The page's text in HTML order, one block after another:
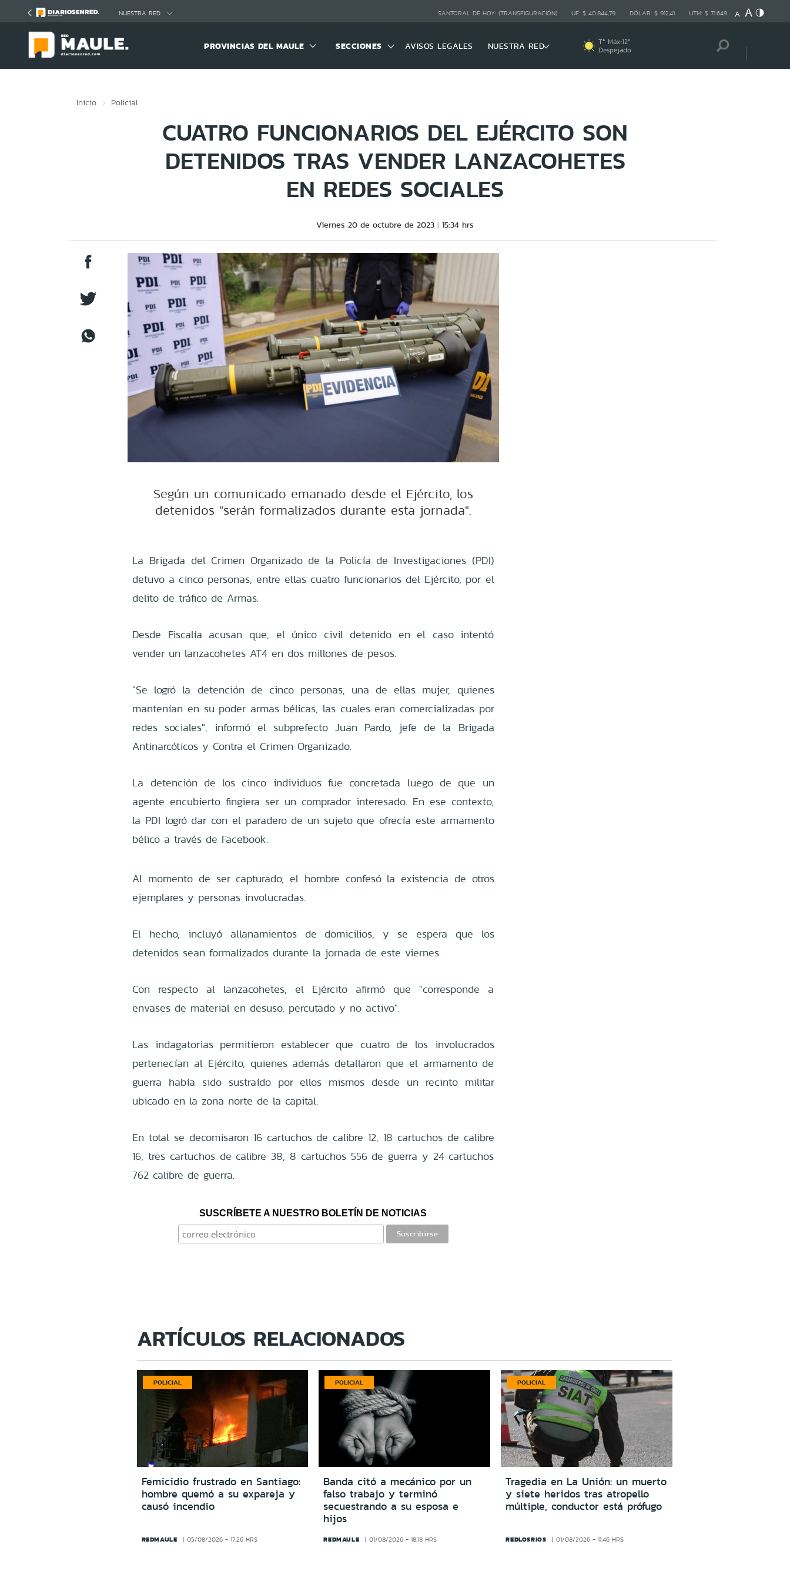
NUESTRA RED SANTORAL DE HOY: (TRANSFIGURACIÓN) UF: $ 40.844,79 DÓLAR: $ 912,41 UTM: $ 71.649
PROVINCIAS DEL MAULE SECCIONES AVISOS LEGALES NUESTRA RED Tª Máx:12º
Despejado
Inicio Policial
CUATRO FUNCIONARIOS DEL EJÉRCITO SON
DETENIDOS TRAS VENDER LANZACOHETES
EN REDES SOCIALES
Viernes 20 de octubre de 2023 15:34 hrs
Según un comunicado emanado desde el Ejército, los
detenidos "serán formalizados durante esta jornada".
La Brigada del Crimen Organizado de la Policía de Investigaciones (PDI)
detuvo a cinco personas, entre ellas cuatro funcionarios del Ejército, por el
delito de tráfico de Armas.
Desde Fiscalía acusan que, el único civil detenido en el caso intentó
vender un lanzacohetes AT4 en dos millones de pesos.
"Se logró la detención de cinco personas, una de ellas mujer, quienes
mantenían en su poder armas bélicas, las cuales eran comercializadas por
redes sociales", informó el subprefecto Juan Pardo, jefe de la Brigada
Antinarcóticos y Contra el Crimen Organizado.
La detención de los cinco individuos fue concretada luego de que un
agente encubierto fingiera ser un comprador interesado. En ese contexto,
la PDI logró dar con el paradero de un sujeto que ofrecía este armamento
bélico a través de Facebook.
Al momento de ser capturado, el hombre confesó la existencia de otros
ejemplares y personas involucradas.
El hecho, incluyó allanamientos de domicilios, y se espera que los
detenidos sean formalizados durante la jornada de este viernes.
Con respecto al lanzacohetes, el Ejército afirmó que "corresponde a
envases de material en desuso, percutado y no activo".
Las indagatorias permitieron establecer que cuatro de los involucrados
pertenecían al Ejército, quienes además detallaron que el armamento de
guerra había sido sustraído por ellos mismos desde un recinto militar
ubicado en la zona norte de la capital.
En total se decomisaron 16 cartuchos de calibre 12, 18 cartuchos de calibre
16, tres cartuchos de calibre 38, 8 cartuchos 556 de guerra y 24 cartuchos
762 calibre de guerra.
SUSCRÍBETE A NUESTRO BOLETÍN DE NOTICIAS
ARTÍCULOS RELACIONADOS
POLICIAL
Femicidio frustrado en Santiago:
hombre quemó a su expareja y
causó incendio
REDMAULE 05/08/2026 - 17:26 HRS
POLICIAL
Banda citó a mecánico por un
falso trabajo y terminó
secuestrando a su esposa e
hijos
REDMAULE 01/08/2026 - 18:18 HRS
POLICIAL
Tragedia en La Unión: un muerto
y siete heridos tras atropello
múltiple, conductor está prófugo
REDLOSRIOS 01/08/2026 - 11:46 HRS